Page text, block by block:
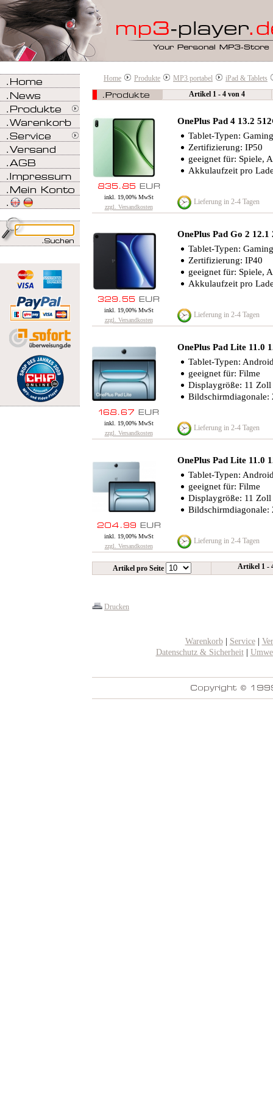
Home Produkte MP3 portabel
iPad & Tablets
Artikel 1 - 4 von 4
OnePlus Pad 4 13.2
Tablet-Typen:
Zertifizierung: IP50
geeignet für: Spiele,
Akkulaufzeit pro
inkl. 19,00% MwSt
zzgl. Versandkosten
Lieferung in 2-4 Tagen
OnePlus Pad Go 2
Tablet-Typen:
Zertifizierung: IP40
geeignet für: Spiele,
Akkulaufzeit pro
inkl. 19,00% MwSt
zzgl. Versandkosten
Lieferung in 2-4 Tagen
OnePlus Pad Lite 11.0
Tablet-Typen:
geeignet für: Filme
Displaygröße: 11 Zoll
Bildschirmdiagonale:
inkl. 19,00% MwSt
zzgl. Versandkosten
Lieferung in 2-4 Tagen
OnePlus Pad Lite 11.0
Tablet-Typen:
geeignet für: Filme
Displaygröße: 11 Zoll
Bildschirmdiagonale:
inkl. 19,00% MwSt
zzgl. Versandkosten
Lieferung in 2-4 Tagen
Artikel pro Seite Artikel 1 -
Drucken
Warenkorb| Service|
Datenschutz & Sicherheit|